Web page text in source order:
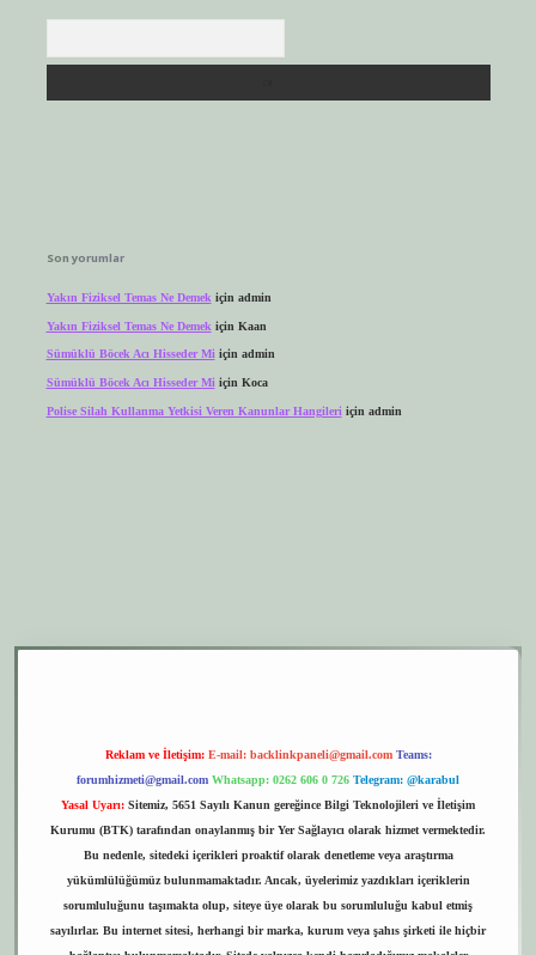
Son yorumlar
Yakın Fiziksel Temas Ne Demek için admin
Yakın Fiziksel Temas Ne Demek için Kaan
Sümüklü Böcek Acı Hisseder Miiçin admin
Sümüklü Böcek Acı Hisseder Mi için Koca
Polise Silah Kullanma Yetkisi Veren Kanunlar Hangileri için admin
Reklam ve İletişim: E-mail: backlinkpaneli@gmail.com Teams:
forumhizmeti@gmail.com Whatsapp: 0262 606 0 726 Telegram: @karabul
Yasal Uyarı: Sitemiz, 5651 Sayılı Kanun gereğince Bilgi Teknolojileri ve İletişim
Kurumu (BTK) tarafından onaylanmış bir Yer Sağlayıcı olarak hizmet vermektedir.
Bu nedenle, sitedeki içerikleri proaktif olarak denetleme veya araştırma
yükümlülüğümüz bulunmamaktadır. Ancak, üyelerimiz yazdıkları içeriklerin
sorumluluğunu taşımakta olup, siteye üye olarak bu sorumluluğu kabul etmiş
sayılırlar. Bu internet sitesi, herhangi bir marka, kurum veya şahıs şirketi ile hiçbir